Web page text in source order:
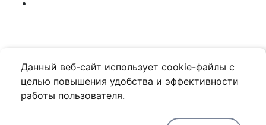
© 2019, ТЦ «Охотный Ряд»
Данный веб-сайт использует cookie-файлы с
целью повышения удобства и эффективности
работы пользователя.
В ТЦ "Охотный ряд" работает круглосуточная
будни - 500 руб./час